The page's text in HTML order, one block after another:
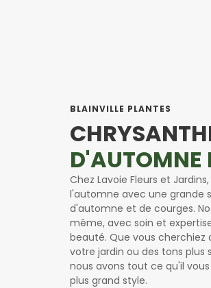
BLAINVILLE PLANTES
D'AUTOMNE
Chez Lavoie Fleurs et
l'automne avec une grande
d'automne et de courges.
même, avec soin et
beauté. Que vous cherchiez
votre jardin ou des tons
nous avons tout ce qu'il
plus grand style.